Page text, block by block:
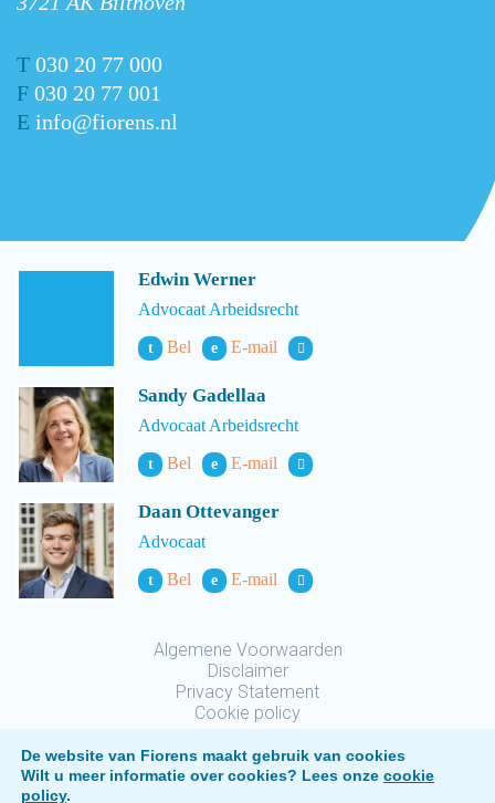
T 030 20 77 000
F 030 20 77 001
E info@fiorens.nl
Edwin Werner
Advocaat Arbeidsrecht
t Bel e E-mail
Sandy Gadellaa
Advocaat Arbeidsrecht
t Bel e E-mail
Daan Ottevanger
Advocaat
t Bel e E-mail
Algemene Voorwaarden
Disclaimer
Privacy Statement
Cookie policy
De website van Fiorens maakt gebruik van cookies
Wilt u meer informatie over cookies? Lees onze cookie
policy.